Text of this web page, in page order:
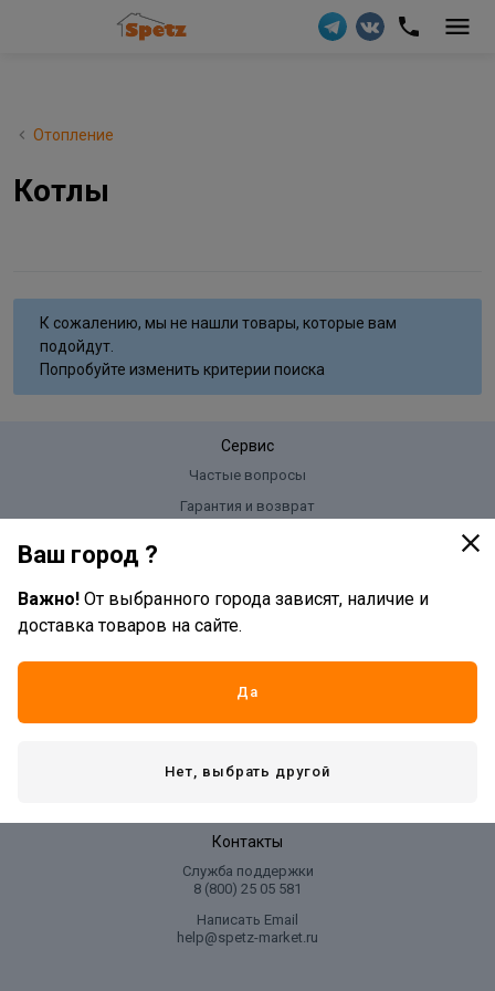
Отопление
Котлы
К сожалению, мы не нашли товары, которые вам
подойдут.
Попробуйте изменить критерии поиска
Сервис
Частые вопросы
Гарантия и возврат
Компания
О нас
Магазины
Партнерам
Вакансии
Подарочные сертификаты
Контакты
Служба поддержки
8 (800) 25 05 581
Написать Email
help@spetz-market.ru
Ваш город ?
Важно! От выбранного города зависят, наличие и
доставка товаров на сайте.
Да
Нет, выбрать другой